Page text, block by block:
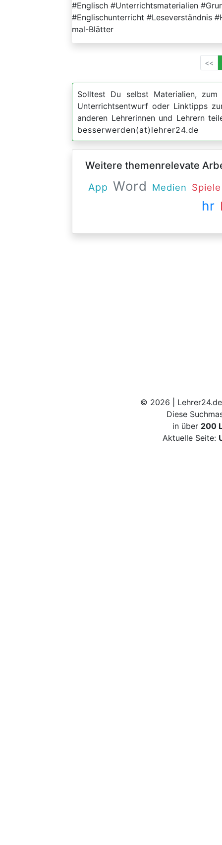
#Englisch #Unterrichtsmaterialien
#Englischunterricht #Leseverständnis
mal-Blätter
<<
Solltest Du selbst Materialien,
Unterrichtsentwurf oder Linktipps
anderen Lehrerinnen und Lehrern
besserwerden(at)lehrer24.de
Weitere themenrelevate
App Word Medien Spiele
hr
© 2026 |
Diese
in über 200
Aktuelle Seite: